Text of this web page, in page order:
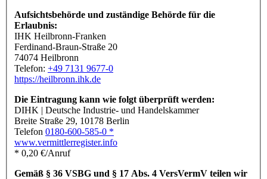
Aufsichtsbehörde und zuständige Behörde für die
Erlaubnis:
IHK Heilbronn-Franken
Ferdinand-Braun-Straße 20
74074 Heilbronn
Telefon: +49 7131 9677-0
https://heilbronn.ihk.de
Die Eintragung kann wie folgt überprüft werden:
DIHK | Deutsche Industrie- und Handelskammer
Breite Straße 29, 10178 Berlin
Telefon 0180-600-585-0 *
www.vermittlerregister.info
* 0,20 €/Anruf
Gemäß § 36 VSBG und § 17 Abs. 4 VersVermV teilen wir